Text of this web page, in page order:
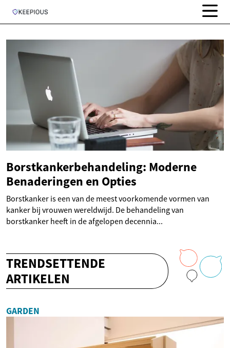
Borstkankerbehandeling: Moderne
Benaderingen en Opties
Borstkanker is een van de meest voorkomende vormen van
kanker bij vrouwen wereldwijd. De behandeling van
borstkanker heeft in de afgelopen decennia...
TRENDSETTENDE
ARTIKELEN
GARDEN